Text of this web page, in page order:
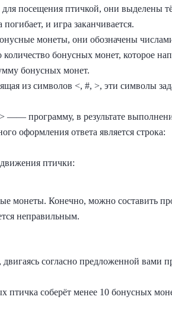
посещения птичкой, они выделены
и игра заканчивается.
монеты, они обозначены
бонусных монет, которое
бонусных монет.
из символов <, #, >, эти символы
—— программу, в результате
оформления ответа является строка:
движения птички:
монеты. Конечно, можно составить
неправильным.
согласно предложенной вами
соберёт менее 10 бонусных